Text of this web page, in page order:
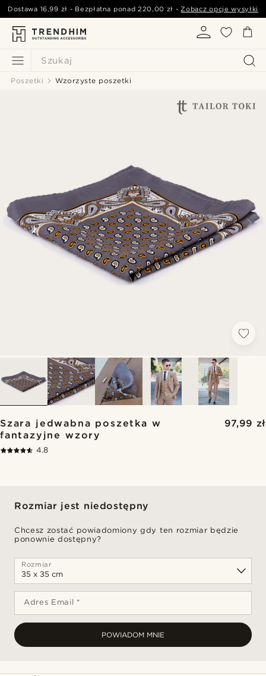
Szukaj
Dostawa 16,99 zł - Bezpłatna ponad220,00 zł -Zobacz opcje wysyłki
Poszetki Wzorzyste poszetki
Szara jedwabna poszetka w
fantazyjne wzory
97,99 zł
4.8
Rozmiar jest niedostępny
Chcesz zostać powiadomiony gdy ten rozmiar będzie
ponownie dostępny?
Rozmiar
Adres Email *
POWIADOM MNIE